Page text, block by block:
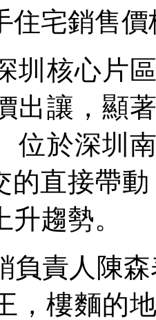
住宅銷售
核心片區
出讓，顯
位於深圳
的直接帶
趨勢。
責人陳森
，樓麵的